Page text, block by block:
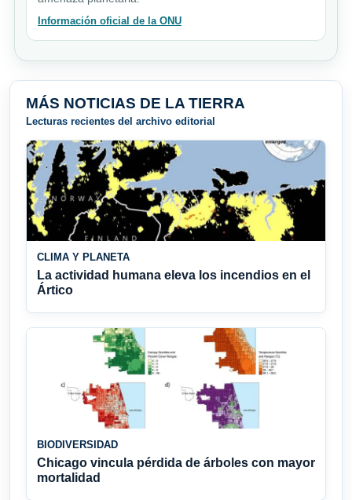
Información oficial de la ONU
MÁS NOTICIAS DE LA TIERRA
Lecturas recientes del archivo editorial
CLIMA Y PLANETA
La actividad humana eleva los incendios en el
Ártico
BIODIVERSIDAD
Chicago vincula pérdida de árboles con mayor
mortalidad